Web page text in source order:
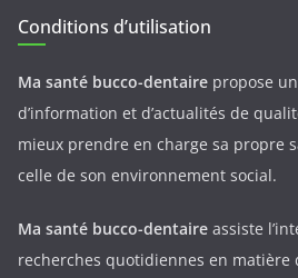
Conditions d’utilisation
Ma santé bucco-dentaire propose
d’information et d’actualités de
mieux prendre en charge sa propre
celle de son environnement social.
Ma santé bucco-dentaire assiste
recherches quotidiennes en matière